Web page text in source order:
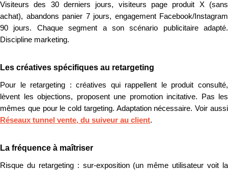
Visiteurs des 30 derniers jours, visiteurs page produit X (sans
achat), abandons panier 7 jours, engagement Facebook/Instagram
90 jours. Chaque segment a son scénario publicitaire adapté.
Discipline marketing.
Les créatives spécifiques au retargeting
Pour le retargeting : créatives qui rappellent le produit consulté,
lèvent les objections, proposent une promotion incitative. Pas les
mêmes que pour le cold targeting. Adaptation nécessaire. Voir aussi
Réseaux tunnel vente, du suiveur au client.
La fréquence à maîtriser
Risque du retargeting : sur-exposition (un même utilisateur voit la